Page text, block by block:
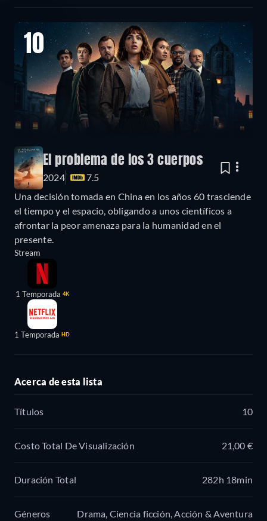
10
El problema de los 3 cuerpos
2024
7.5
Una decisión tomada en China en los años 60 trasciende
el tiempo y el espacio, obligando a unos científicos a
afrontar la peor amenaza para la humanidad en el
presente.
Stream
1 Temporada 4K
1 Temporada HD
Acerca de esta lista
Títulos 10
Costo Total De Visualización 21,00 €
Duración Total 282h 18min
Géneros Drama, Ciencia ficción, Acción & Aventura